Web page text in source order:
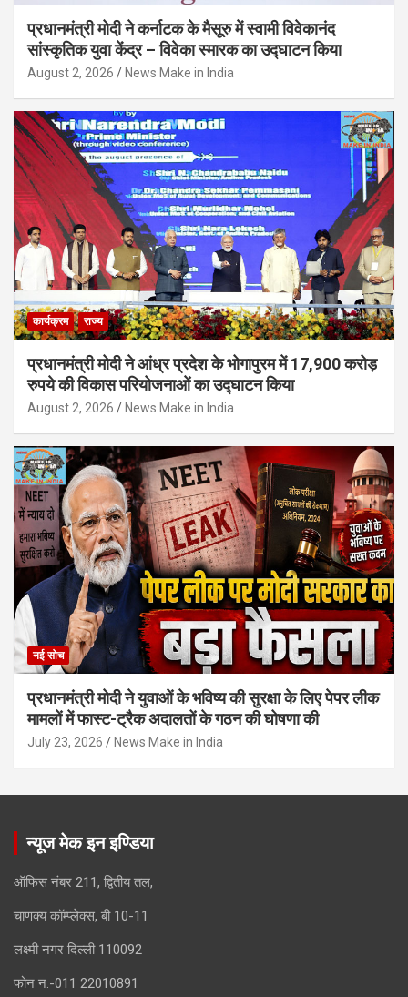
प्रधानमंत्री मोदी ने कर्नाटक के मैसूरु में स्वामी विवेकानंद
सांस्कृतिक युवा केंद्र – विवेका स्मारक का उद्घाटन किया
August 2, 2026 News Make in India
कार्यक्रम राज्य
प्रधानमंत्री मोदी ने आंध्र प्रदेश के भोगापुरम में 17,900 करोड़
रुपये की विकास परियोजनाओं का उद्घाटन किया
August 2, 2026 News Make in India
नई सोच
प्रधानमंत्री मोदी ने युवाओं के भविष्य की सुरक्षा के लिए पेपर लीक
मामलों में फास्ट-ट्रैक अदालतों के गठन की घोषणा की
July 23, 2026 News Make in India
न्यूज मेक इन इण्डिया
ऑफिस नंबर 211, द्वितीय तल,
चाणक्य कॉम्प्लेक्स, बी 10-11
लक्ष्मी नगर दिल्ली 110092
फोन न.-011 22010891